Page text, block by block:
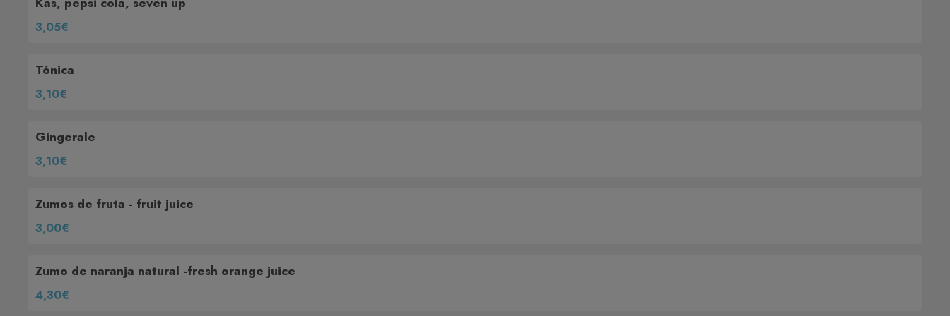
3,05€
Tónica
3,10€
Gingerale
3,10€
Zumos de fruta - fruit juice
3,00€
Zumo de naranja natural -fresh orange juice
4,30€